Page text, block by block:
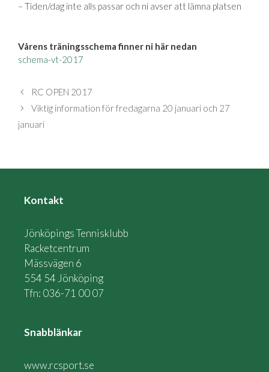
– Tiden/dag inte alls passar och ni avser att lämna platsen
Vårens träningsschema finner ni här nedan
schema-vt-2017
RC OPEN 2017
Viktig information för fredagarna 20 januari och 27
januari
Kontakt
Jönköpings Tennisklubb
Racketcentrum
Mässvägen 6
554 54 Jönköping
Tfn: 036-71 00 07
Snabblänkar
www.rcsport.se